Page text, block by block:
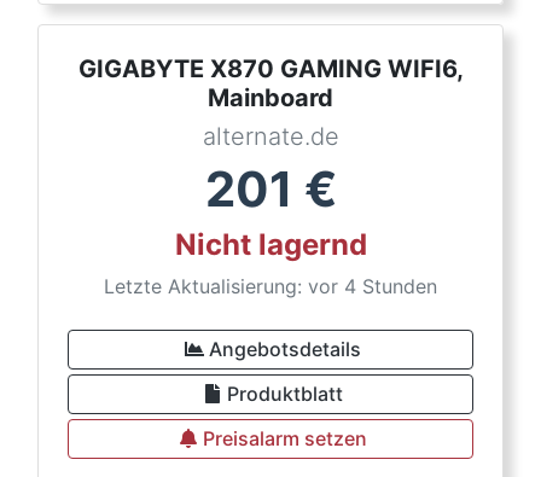
GIGABYTE X870 GAMING WIFI6,
Mainboard
alternate.de
201 €
Nicht lagernd
Letzte Aktualisierung: vor 4 Stunden
Angebotsdetails
Produktblatt
Preisalarm setzen